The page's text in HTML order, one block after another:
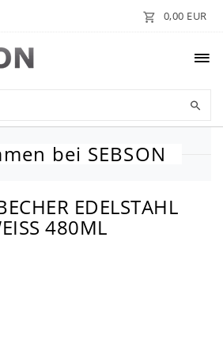
0,00 EUR
bei SEBSON
EDELSTAHL
480ML